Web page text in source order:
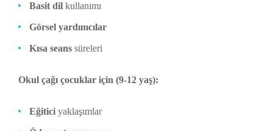
Basit dil kullanımı
Görsel yardımcılar
Kısa seans süreleri
Okul çağı çocuklar için (9-12 yaş):
Eğitici yaklaşımlar